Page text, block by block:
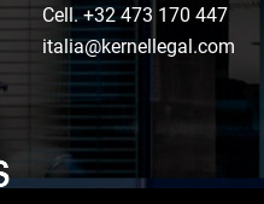
Cell. +32 473 170 447
italia@kernellegal.com